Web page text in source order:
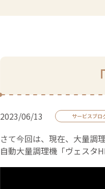
2023/06/13 サービスブロ
さて今回は、現在、大量調
自動大量調理機「ヴェスタ